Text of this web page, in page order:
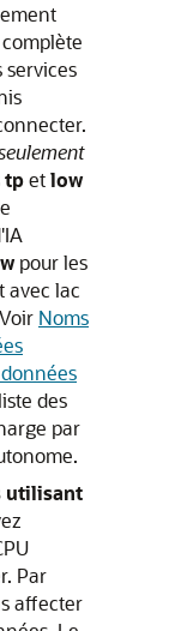
services
tpetlow
pour les
avec lac
Noms
des
par
utilisant
Par
affecter